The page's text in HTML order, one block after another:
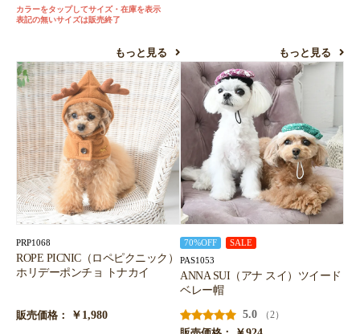
カラーをタップしてサイズ・在庫を表示
表記の無いサイズは販売終了
もっと見る もっと見る
PRP1068
ROPE PICNIC（ロペピクニック）
ホリデーポンチョ トナカイ
販売価格： ￥1,980
70%OFF SALE
PAS1053
ANNA SUI（アナ スイ）ツイード
ベレー帽
5.0
（2）